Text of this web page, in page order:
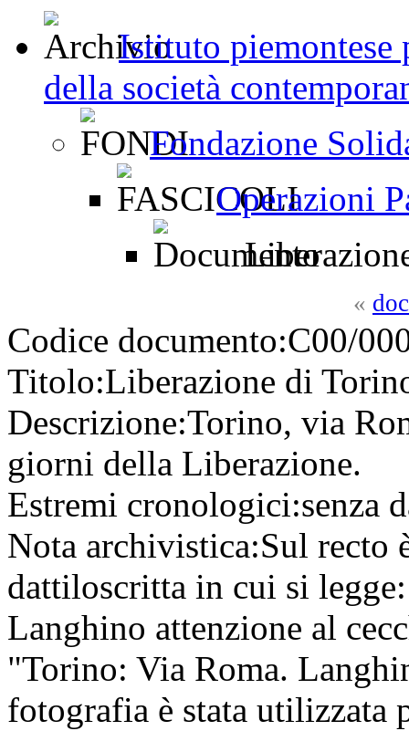
Istituto piemontese
della società
Fondazione
Operazioni
«
Codice documento:C00/
Titolo:Liberazione di
Descrizione:Torino, via
giorni della Liberazione.
Estremi cronologici:senza
Nota archivistica:Sul recto
dattiloscritta in cui si
Langhino attenzione al
"Torino: Via Roma.
fotografia è stata utilizzata